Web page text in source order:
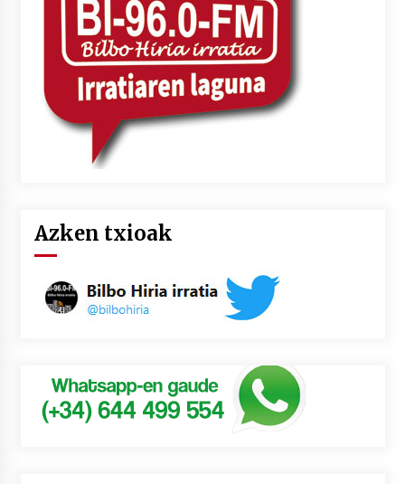
2026/07/03
MUSIBLA #297: Bide, Boards Of Canada, Somak,
Tiga, Twisted Teens, Underscores, Habia
2026/07/02
Azken txioak